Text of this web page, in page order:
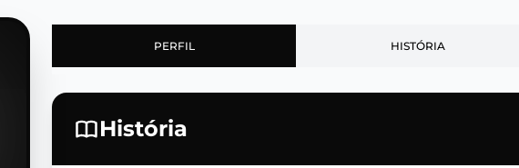
PERFIL HISTÓRIA
História